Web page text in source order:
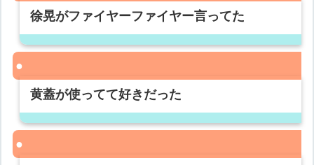
徐晃がファイヤーファイヤー言ってた
黄蓋が使ってて好きだった